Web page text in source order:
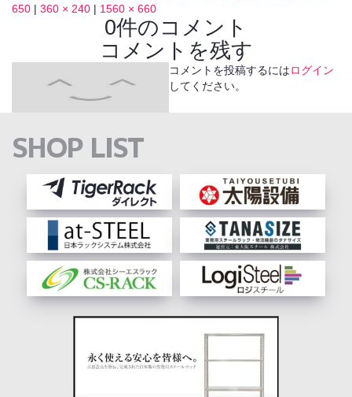
650 | 360 × 240 | 1560 × 660
0件のコメント
コメントを残す
コメントを投稿するにはログイン
してください。
SHOP LIST